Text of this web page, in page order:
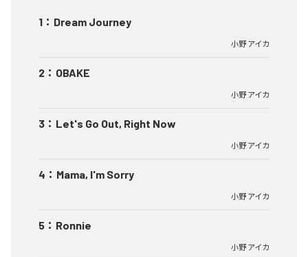
1 ： Dream Journey
小野 アイカ
2 ： OBAKE
小野 アイカ
3 ： Let's Go Out, Right Now
小野 アイカ
4 ： Mama, I'm Sorry
小野 アイカ
5 ： Ronnie
小野 アイカ